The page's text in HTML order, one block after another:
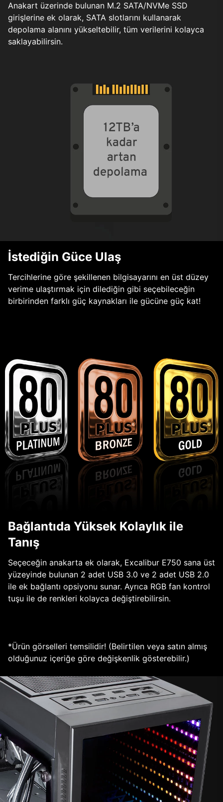
Anakart üzerinde bulunan M.2 SATA/NVMe SSD
girişlerine ek olarak, SATA slotlarını kullanarak
depolama alanını yükseltebilir, tüm verilerini kolayca
saklayabilirsin.
İstediğin Güce Ulaş
Tercihlerine göre şekillenen bilgisayarını en üst düzey
verime ulaştırmak için dilediğin gibi seçebileceğin
birbirinden farklı güç kaynakları ile gücüne güç kat!
Bağlantıda Yüksek Kolaylık ile
Tanış
Seçeceğin anakarta ek olarak, Excalibur E750 sana üst
yüzeyinde bulunan 2 adet USB 3.0 ve 2 adet USB 2.0
ile ek bağlantı opsiyonu sunar. Ayrıca RGB fan kontrol
tuşu ile de renkleri kolayca değiştirebilirsin.
*Ürün görselleri temsilidir! (Belirtilen veya satın almış
olduğunuz içeriğe göre değişkenlik gösterebilir.)